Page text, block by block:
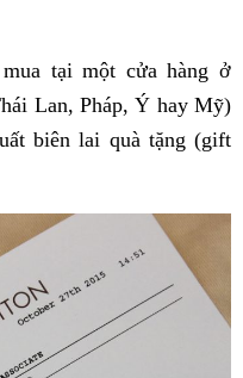
tại một cửa hàng ở
Lan, Pháp, Ý hay Mỹ)
biên lai quà tặng (gift